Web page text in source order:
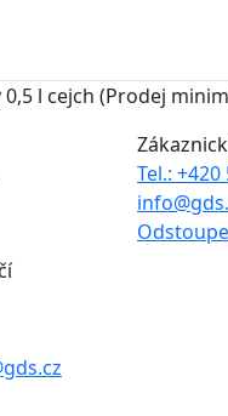
l cejch (Prodej
Tel.: